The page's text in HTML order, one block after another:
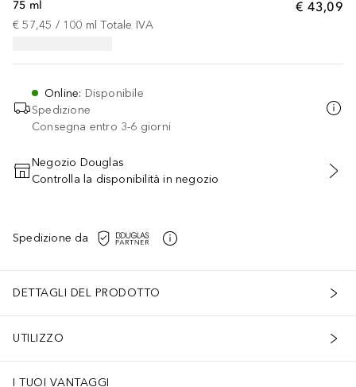
€ 43,09
75 ml
€ 57,45 / 100 ml Totale IVA
Online: Disponibile
Spedizione
Consegna entro 3-6 giorni
AGGIUNGI AL CARRELLO
Negozio Douglas
Controlla la disponibilità in negozio
Spedizione da
DETTAGLI DEL PRODOTTO
UTILIZZO
I TUOI VANTAGGI